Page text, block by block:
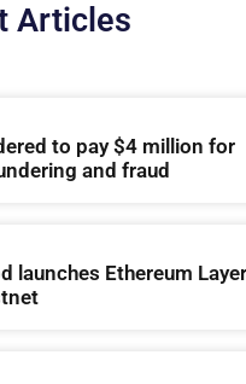
Articles
to pay $4 million for
and fraud
launches Ethereum